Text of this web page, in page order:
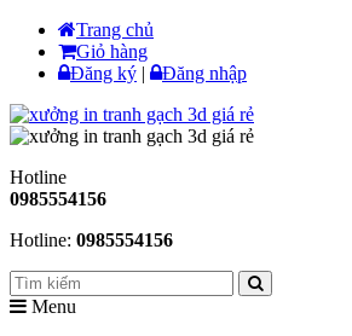
Trang chủ
Giỏ hàng
Đăng ký | Đăng nhập
Hotline
0985554156
Hotline: 0985554156
Menu